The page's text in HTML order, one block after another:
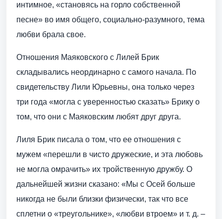
интимное, «становясь на горло собственной
песне» во имя общего, социально-разумного, тема
любви брала свое.
Отношения Маяковского с Лилей Брик
складывались неординарно с самого начала. По
свидетельству Лили Юрьевны, она только через
три года «могла с уверенностью сказать» Брику о
том, что они с Маяковским любят друг друга.
Лиля Брик писала о том, что ее отношения с
мужем «перешли в чисто дружеские, и эта любовь
не могла омрачить» их тройственную дружбу. О
дальнейшей жизни сказано: «Мы с Осей больше
никогда не были близки физически, так что все
сплетни о «треугольнике», «любви втроем» и т. д. –